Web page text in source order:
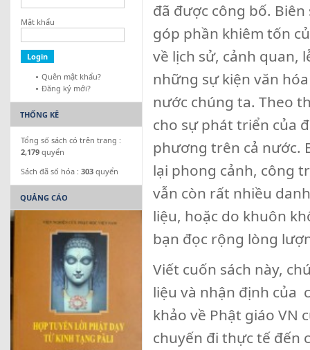
đã được công bố. Biên
góp phần khiêm tốn
về lịch sử, cảnh quan,
những sự kiện văn
nước chúng ta. Theo
cho sự phát triển của
phương trên cả nước.
lại phong cảnh, công
vẫn còn rất nhiều
liệu, hoặc do khuôn
bạn đọc rộng lòng
Viết cuốn sách này,
liệu và nhận định của
khảo về Phật giáo VN
chuyến đi thực tế đến
Mật khẩu
Quên mật khẩu?
Đăng ký mới?
THỐNG KÊ
Tổng số sách có trên trang :
2,179 quyển
Sách đã số hóa : 303 quyển
QUẢNG CÁO